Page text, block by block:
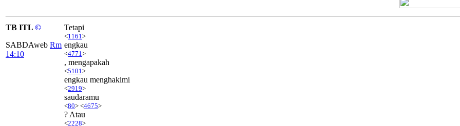
TB ITL ©
SABDAweb Rm
14:10
Tetapi
<1161 >
engkau
<4771 >
, mengapakah
<5101 >
engkau menghakimi
<2919>
saudaramu
<80> <4675>
? Atau
<2228>